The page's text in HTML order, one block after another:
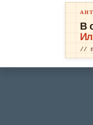
В
//